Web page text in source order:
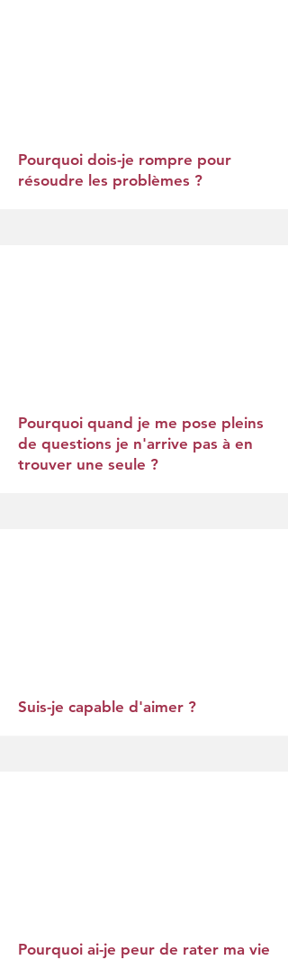
Pourquoi dois-je rompre pour
résoudre les problèmes ?
Pourquoi quand je me pose pleins
de questions je n'arrive pas à en
trouver une seule ?
Suis-je capable d'aimer ?
Pourquoi ai-je peur de rater ma vie